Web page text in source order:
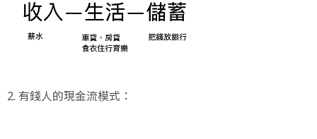
2. 有錢人的現金流模式：